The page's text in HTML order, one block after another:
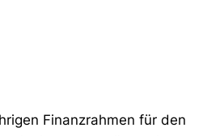
Finanzrahmen für den